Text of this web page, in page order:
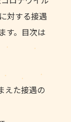
対する接遇
す。目次は
えた接遇の